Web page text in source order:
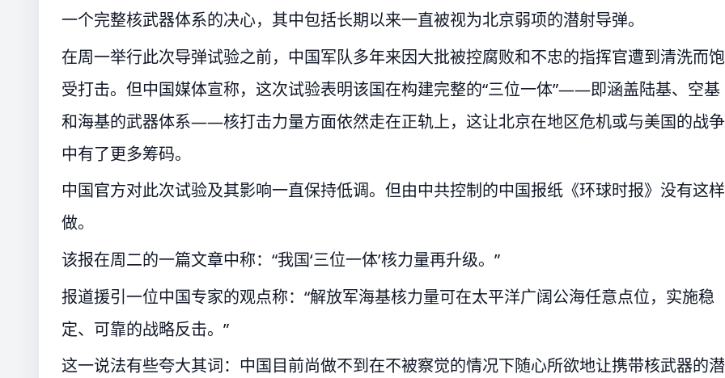
一个完整核武器体系的决心，其中包括长期以来一直被视为北京弱项的潜射导弹。
在周一举行此次导弹试验之前，中国军队多年来因大批被控腐败和不忠的指挥官遭到清洗而饱
受打击。但中国媒体宣称，这次试验表明该国在构建完整的“三位一体”——即涵盖陆基、空基
和海基的武器体系——核打击力量方面依然走在正轨上，这让北京在地区危机或与美国的战争
中有了更多筹码。
中国官方对此次试验及其影响一直保持低调。但由中共控制的中国报纸《环球时报》没有这样
做。
该报在周二的一篇文章中称：“我国‘三位一体’核力量再升级。”
报道援引一位中国专家的观点称：“解放军海基核力量可在太平洋广阔公海任意点位，实施稳
定、可靠的战略反击。”
这一说法有些夸大其词：中国目前尚做不到在不被察觉的情况下随心所欲地让携带核武器的潜